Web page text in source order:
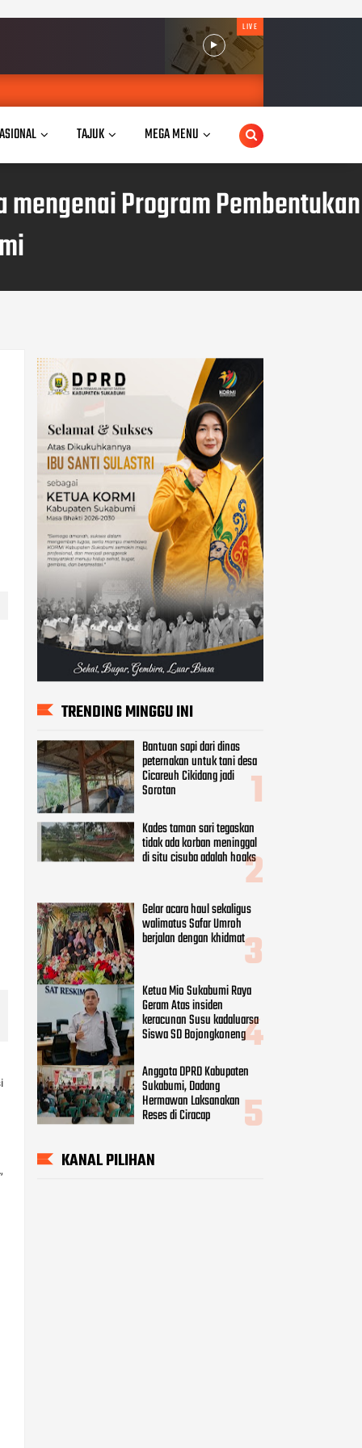
LIVE
TAJUK MEGA MENU
Program Pembentukan
TRENDING MINGGU INI
Bantuan sapi dari dinas
peternakan untuk tani desa
Cicareuh Cikidang jadi
Sorotan
Kades taman sari tegaskan
tidak ada korban meninggal
di situ cisuba adalah hoaks
Gelar acara haul sekaligus
walimatus Safar Umroh
berjalan dengan khidmat
Ketua Mio Sukabumi Raya
Geram Atas insiden
keracunan Susu kadaluarsa
Siswa SD Bojongkoneng
Anggota DPRD Kabupaten
Sukabumi, Dadang
Hermawan Laksanakan
Reses di Ciracap
KANAL PILIHAN